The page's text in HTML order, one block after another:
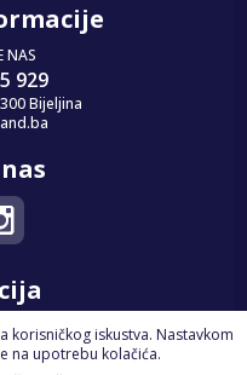
NAS
929
Bijeljina
korisničkog iskustva. Nastavkom
na upotrebu kolačića.